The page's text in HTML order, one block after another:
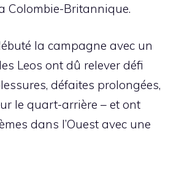
Colombie-Britannique.
la campagne avec un
Leos ont dû relever défi
défaites prolongées,
le quart-arrière – et ont
dans l’Ouest avec une